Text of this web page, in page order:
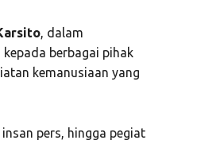
, dalam
berbagai pihak
kemanusiaan yang
pers, hingga pegiat